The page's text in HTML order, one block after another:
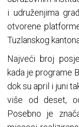
i udruženjima
otvorene
Tuzlanskog
Najveći broj
kada je programe
dok su april i juni
više od deset,
Posebno je